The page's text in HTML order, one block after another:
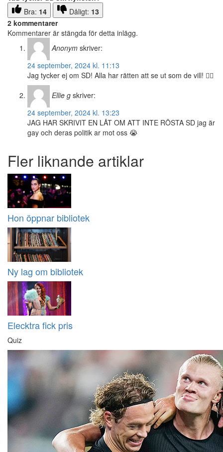
Bra: 14 Dåligt: 13
2 kommentarer
Kommentarer är stängda för detta inlägg.
Anonym skriver:
24 september, 2024 kl. 11:13
Jag tycker ej om SD! Alla har rätten att se ut som de vill! 🏳️‍🌈
Ellie g skriver:
24 september, 2024 kl. 13:23
JAG HAR SKRIVIT EN LÅT OM ATT INTE RÖSTA SD jag är
gay och deras politik ar mot oss 😭
Fler liknande artiklar
Hon öppnar bibliotek
Ny lag om bibliotek
Elecktra fick pris
Quiz